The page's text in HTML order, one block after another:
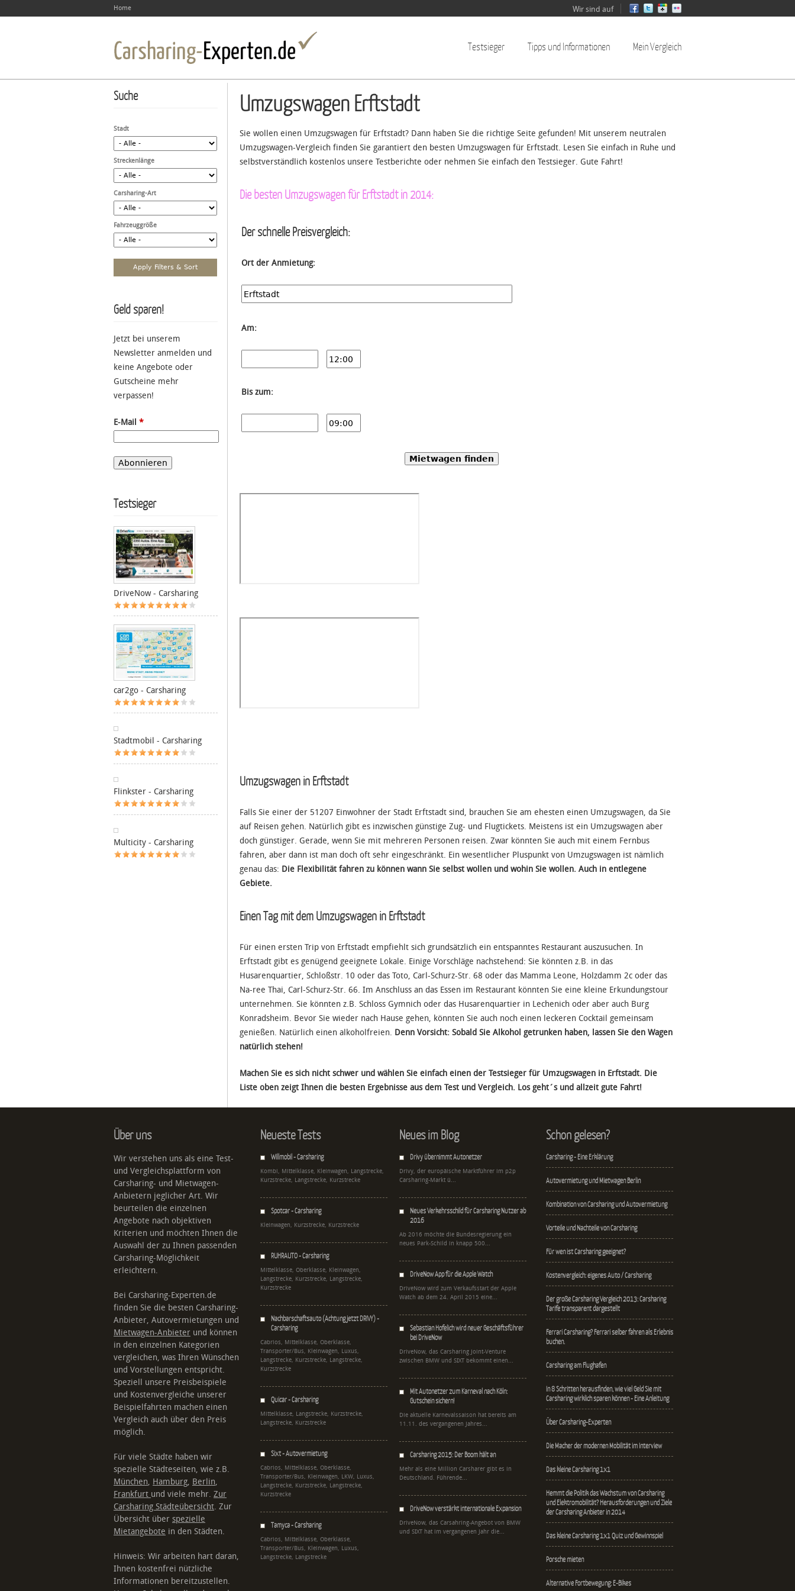
Home Wir sind auf
Testsieger Tipps und Informationen Mein Vergleich
Umzugswagen Erftstadt
Sie wollen einen Umzugswagen für Erftstadt? Dann haben Sie die richtige Seite gefunden! Mit unserem neutralen
Umzugswagen-Vergleich finden Sie garantiert den besten Umzugswagen für Erftstadt. Lesen Sie einfach in Ruhe und
selbstverständlich kostenlos unsere Testberichte oder nehmen Sie einfach den Testsieger. Gute Fahrt!
Die besten Umzugswagen für Erftstadt in 2014:
Der schnelle Preisvergleich:
Ort der Anmietung:
Am:
Bis zum:
Mietwagen finden
Umzugswagen in Erftstadt
Falls Sie einer der 51207 Einwohner der Stadt Erftstadt sind, brauchen Sie am ehesten einen Umzugswagen, da Sie
auf Reisen gehen. Natürlich gibt es inzwischen günstige Zug- und Flugtickets. Meistens ist ein Umzugswagen aber
doch günstiger. Gerade, wenn Sie mit mehreren Personen reisen. Zwar könnten Sie auch mit einem Fernbus
fahren, aber dann ist man doch oft sehr eingeschränkt. Ein wesentlicher Pluspunkt von Umzugswagen ist nämlich
genau das: Die Flexibilität fahren zu können wann Sie selbst wollen und wohin Sie wollen. Auch in entlegene
Gebiete.
Einen Tag mit dem Umzugswagen in Erftstadt
Für einen ersten Trip von Erftstadt empfiehlt sich grundsätzlich ein entspanntes Restaurant auszusuchen. In
Erftstadt gibt es genügend geeignete Lokale. Einige Vorschläge nachstehend: Sie könnten z.B. in das
Husarenquartier, Schloßstr. 10 oder das Toto, Carl-Schurz-Str. 68 oder das Mamma Leone, Holzdamm 2c oder das
Na-ree Thai, Carl-Schurz-Str. 66. Im Anschluss an das Essen im Restaurant könnten Sie eine kleine Erkundungstour
unternehmen. Sie könnten z.B. Schloss Gymnich oder das Husarenquartier in Lechenich oder aber auch Burg
Konradsheim. Bevor Sie wieder nach Hause gehen, könnten Sie auch noch einen leckeren Cocktail gemeinsam
genießen. Natürlich einen alkoholfreien. Denn Vorsicht: Sobald Sie Alkohol getrunken haben, lassen Sie den Wagen
natürlich stehen!
Machen Sie es sich nicht schwer und wählen Sie einfach einen der Testsieger für Umzugswagen in Erftstadt. Die
Liste oben zeigt Ihnen die besten Ergebnisse aus dem Test und Vergleich. Los geht´s und allzeit gute Fahrt!
Suche
Stadt
Streckenlänge
Carsharing-Art
Fahrzeuggröße
Geld sparen!
Jetzt bei unserem
Newsletter anmelden und
keine Angebote oder
Gutscheine mehr
verpassen!
E-Mail *
Testsieger
DriveNow - Carsharing
car2go - Carsharing
Stadtmobil - Carsharing
Flinkster - Carsharing
Multicity - Carsharing
Über uns
Wir verstehen uns als eine Test-
und Vergleichsplattform von
Carsharing- und Mietwagen-
Anbietern jeglicher Art. Wir
beurteilen die einzelnen
Angebote nach objektiven
Kriterien und möchten Ihnen die
Auswahl der zu Ihnen passenden
Carsharing-Möglichkeit
erleichtern.
Bei Carsharing-Experten.de
finden Sie die besten Carsharing-
Anbieter, Autovermietungen und
Mietwagen-Anbieter und können
in den einzelnen Kategorien
vergleichen, was Ihren Wünschen
und Vorstellungen entspricht.
Speziell unsere Preisbeispiele
und Kostenvergleiche unserer
Beispielfahrten machen einen
Vergleich auch über den Preis
möglich.
Für viele Städte haben wir
spezielle Städteseiten, wie z.B.
München, Hamburg, Berlin,
Frankfurt und viele mehr. Zur
Carsharing Städteübersicht. Zur
Übersicht über spezielle
Mietangebote in den Städten.
Hinweis: Wir arbeiten hart daran,
Ihnen kostenfrei nützliche
Informationen bereitzustellen.
Neueste Tests
Willmobil - Carsharing
Kombi, Mittelklasse, Kleinwagen, Langstrecke,
Kurzstrecke, Langstrecke, Kurzstrecke
Spotcar - Carsharing
Kleinwagen, Kurzstrecke, Kurzstrecke
RUHRAUTO - Carsharing
Mittelklasse, Oberklasse, Kleinwagen,
Langstrecke, Kurzstrecke, Langstrecke,
Kurzstrecke
Nachbarschaftsauto (Achtung jetzt DRIVY) -
Carsharing
Cabrios, Mittelklasse, Oberklasse,
Transporter/Bus, Kleinwagen, Luxus,
Langstrecke, Kurzstrecke, Langstrecke,
Kurzstrecke
Quicar - Carsharing
Mittelklasse, Langstrecke, Kurzstrecke,
Langstrecke, Kurzstrecke
Sixt - Autovermietung
Cabrios, Mittelklasse, Oberklasse,
Transporter/Bus, Kleinwagen, LKW, Luxus,
Langstrecke, Kurzstrecke, Langstrecke,
Kurzstrecke
Tamyca - Carsharing
Cabrios, Mittelklasse, Oberklasse,
Transporter/Bus, Kleinwagen, Luxus,
Langstrecke, Langstrecke
Neues im Blog
Drivy übernimmt Autonetzer
Drivy, der europäische Marktführer im p2p
Carsharing-Markt ü...
Neues Verkehrsschild für Carsharing Nutzer ab
2016
Ab 2016 möchte die Bundesregierung ein
neues Park-Schild in knapp 500...
DriveNow App für die Apple Watch
DriveNow wird zum Verkaufsstart der Apple
Watch ab dem 24. April 2015 eine...
Sebastian Hofelich wird neuer Geschäftsführer
bei DriveNow
DriveNow, das Carsharing Joint-Venture
zwischen BMW und SIXT bekommt einen...
Mit Autonetzer zum Karneval nach Köln:
Gutschein sichern!
Die aktuelle Karnevalssaison hat bereits am
11.11. des vergangenen Jahres...
Carsharing 2015: Der Boom hält an
Mehr als eine Million Carsharer gibt es in
Deutschland. Führende...
DriveNow verstärkt internationale Expansion
DriveNow, das Carsahring-Angebot von BMW
und SIXT hat im vergangenen Jahr die...
Schon gelesen?
Carsharing - Eine Erklärung
Autovermietung und Mietwagen Berlin
Kombination von Carsharing und Autovermietung
Vorteile und Nachteile von Carsharing
Für wen ist Carsharing geeignet?
Kostenvergleich: eigenes Auto / Carsharing
Der große Carsharing Vergleich 2013: Carsharing
Tarife transparent dargestellt
Ferrari Carsharing? Ferrari selber fahren als Erlebnis
buchen.
Carsharing am Flughafen
In 8 Schritten herausfinden, wie viel Geld Sie mit
Carsharing wirklich sparen können - Eine Anleitung
Über Carsharing-Experten
Die Macher der modernen Mobilität im Interview
Das kleine Carsharing 1x1
Hemmt die Politik das Wachstum von Carsharing
und Elektromobilität? Herausforderungen und Ziele
der Carsharing Anbieter in 2014
Das kleine Carsharing 1x1 Quiz und Gewinnspiel
Porsche mieten
Alternative Fortbewegung: E-Bikes